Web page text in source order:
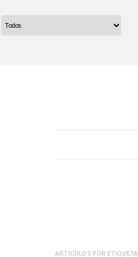
ARTÍCULOS POR ETIQUETA